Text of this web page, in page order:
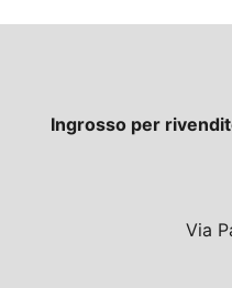
Ingrosso per
Via